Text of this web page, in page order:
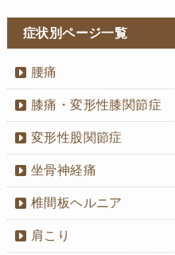
症状別ページ一覧
腰痛
膝痛・変形性膝関節症
変形性股関節症
坐骨神経痛
椎間板ヘルニア
肩こり